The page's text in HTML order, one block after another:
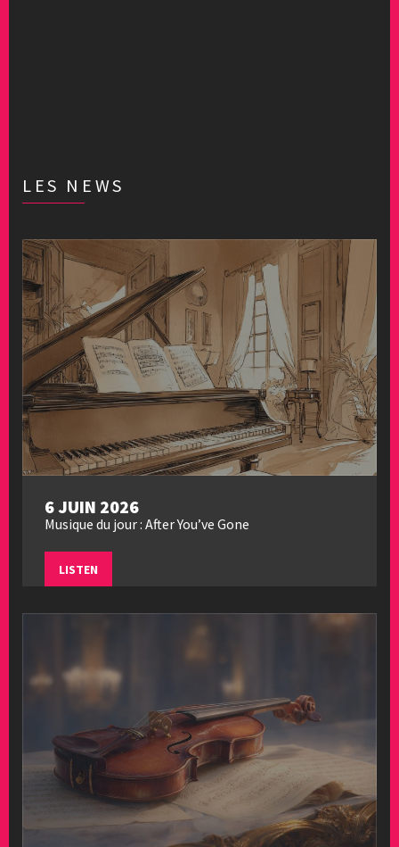
LES NEWS
6 JUIN 2026
Musique du jour : After You’ve Gone
LISTEN